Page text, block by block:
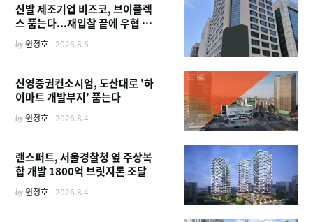
신발 제조기업 비즈코, 브이플렉
스 품는다...재입찰 끝에 우협 선
by원정호 2026.8.6
신영증권컨소시엄, 도산대로 '하
이마트 개발부지' 품는다
by원정호 2026.8.4
랜스퍼트, 서울경찰청 옆 주상복
합 개발 1800억 브릿지론 조달
by원정호 2026.8.4